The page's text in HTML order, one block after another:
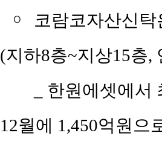
￮
코람코자산신
(지하8층~지상15층,
_ 한원에셋에
12월에 1,450억원